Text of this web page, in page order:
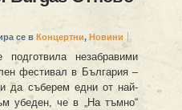
се в Концертни, Новини
незабравими
фестивал в България –
да съберем едни от най-
убеден, че в „На тъмно“